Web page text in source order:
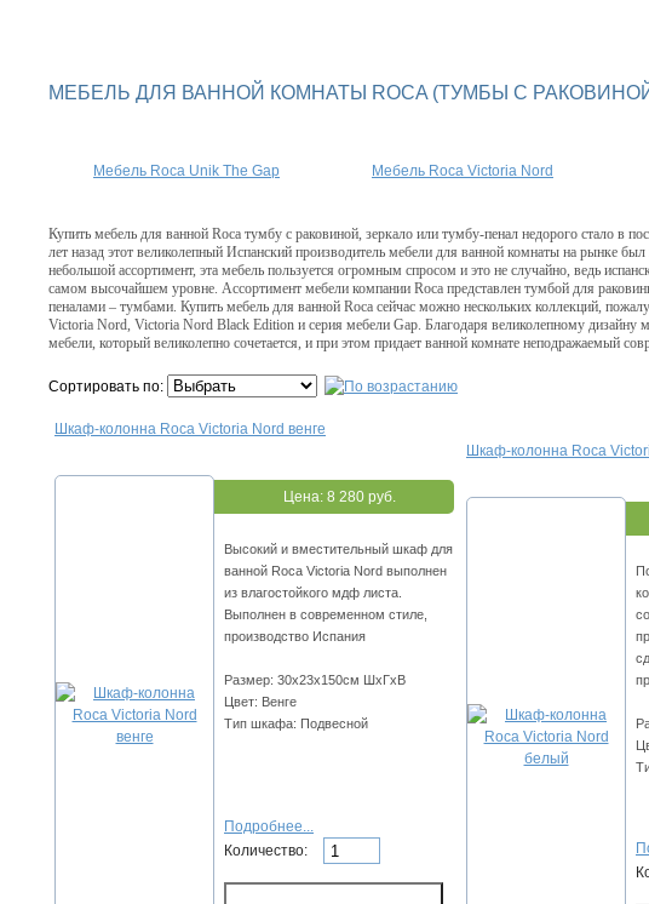
МЕБЕЛЬ ДЛЯ ВАННОЙ КОМНАТЫ ROCA (ТУМБЫ С
Мебель Roca Unik The Gap Мебель Roca Victoria Nord
Купить мебель для ванной Roca тумбу с раковиной, зеркало или тумбу-пенал недорого стало в
лет назад этот великолепный Испанский производитель мебели для ванной комнаты на рынке
небольшой ассортимент, эта мебель пользуется огромным спросом и это не случайно, ведь
самом высочайшем уровне. Ассортимент мебели компании Roca представлен тумбой для
пеналами – тумбами. Купить мебель для ванной Roca сейчас можно нескольких коллекций,
Victoria Nord, Victoria Nord Black Edition и серия мебели Gap. Благодаря великолепному дизайну
мебели, который великолепно сочетается, и при этом придает ванной комнате неподражаемый
Сортировать по:
Шкаф-колонна Roca Victoria Nord венге
Цена: 8 280 руб.
Высокий и вместительный шкаф для
ванной Roca Victoria Nord выполнен
из влагостойкого мдф листа.
Выполнен в современном стиле,
производство Испания
Размер: 30х23х150см ШхГхВ
Цвет: Венге
Тип шкафа: Подвесной
Подробнее...
Количество:
Шкаф-колонна Roca